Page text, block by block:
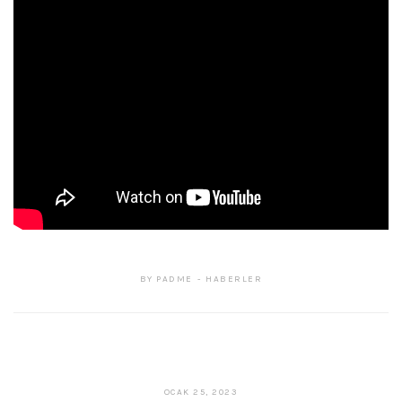
BY PADME HABERLER
OCAK 25, 2023